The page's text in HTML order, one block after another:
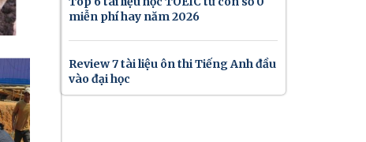
miễn phí hay năm 2026
Review 7 tài liệu ôn thi Tiếng Anh đầu
vào đại học